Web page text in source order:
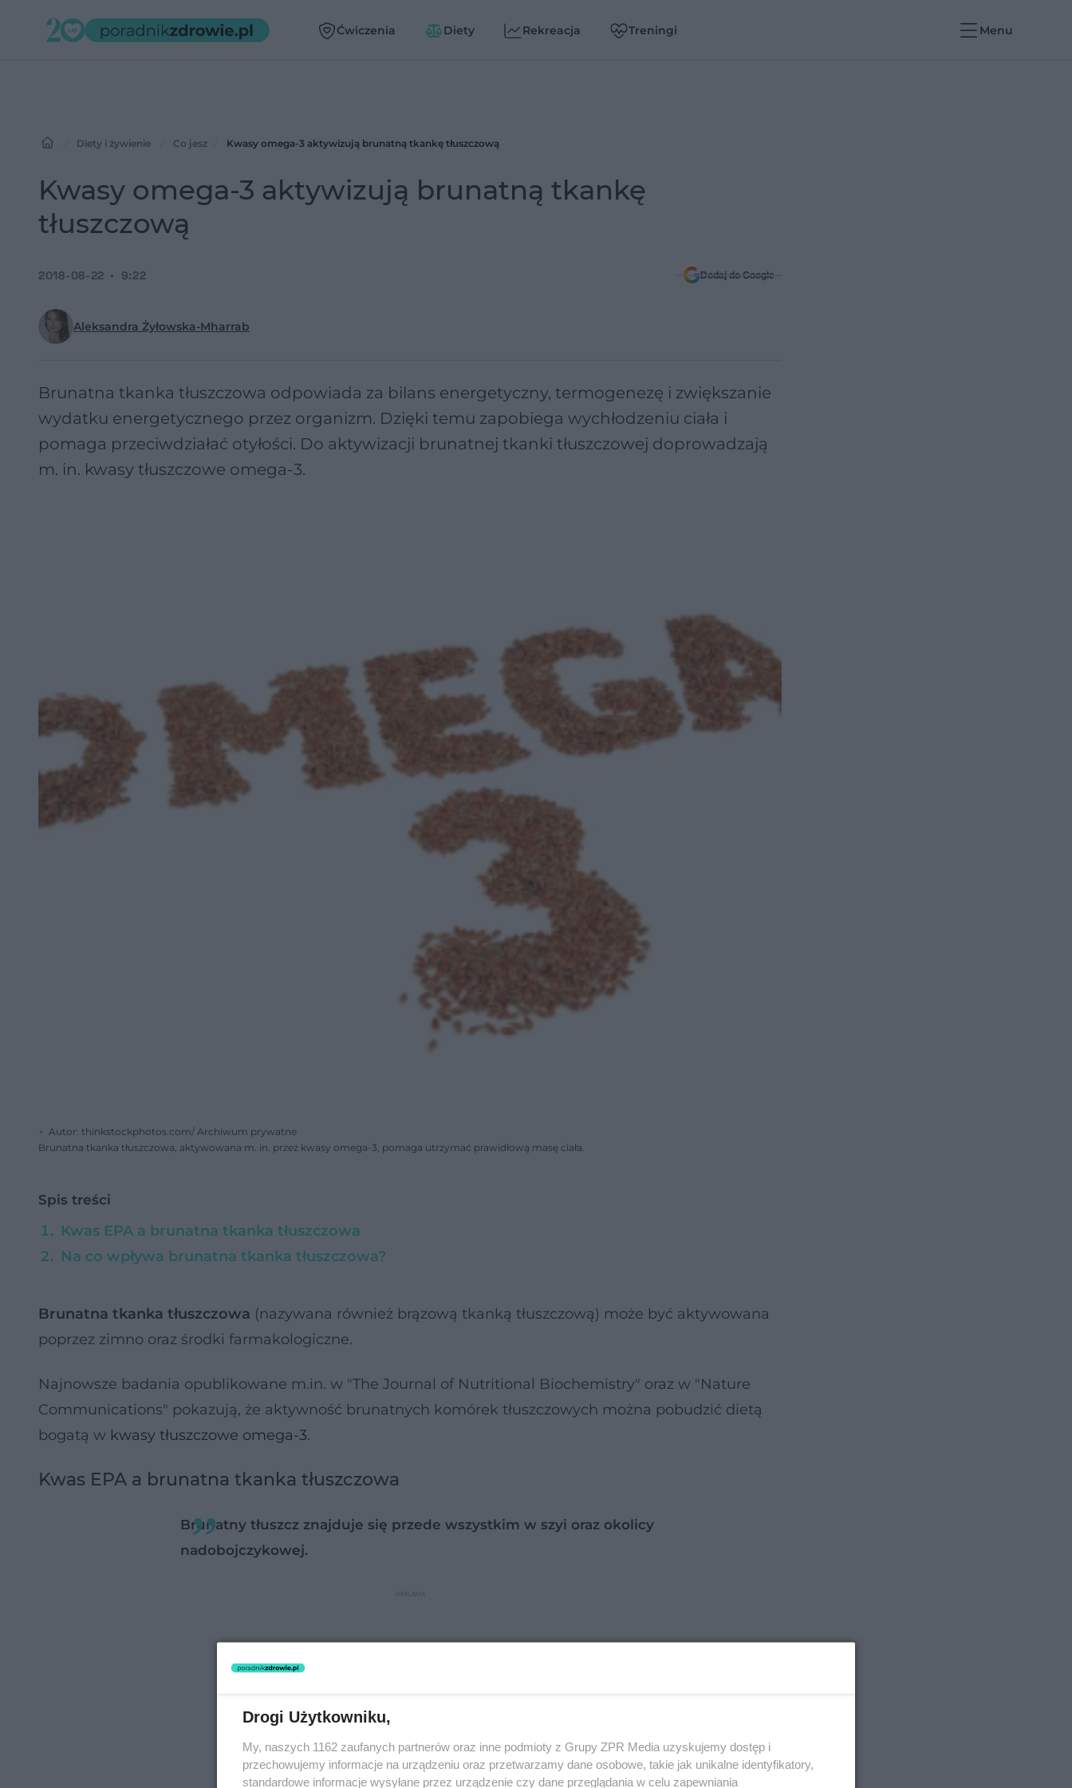
Ćwiczenia Diety Rekreacja Treningi Menu
Diety i żywienie Co jesz Kwasy omega-3 aktywizują brunatną tkankę tłuszczową
Kwasy omega-3 aktywizują brunatną tkankę
tłuszczową
Aleksandra Żyłowska-Mharrab
2018-08-22 9:22 Dodaj do Google
Brunatna tkanka tłuszczowa odpowiada za bilans energetyczny, termogenezę i zwiększanie
wydatku energetycznego przez organizm. Dzięki temu zapobiega wychłodzeniu ciała i
pomaga przeciwdziałać otyłości. Do aktywizacji brunatnej tkanki tłuszczowej doprowadzają
m. in. kwasy tłuszczowe omega-3.
Autor: thinkstockphotos.com/ Archiwum prywatne
Brunatna tkanka tłuszczowa, aktywowana m. in. przez kwasy omega-3, pomaga utrzymać prawidłową masę ciała.
Spis treści
Kwas EPA a brunatna tkanka tłuszczowa
Na co wpływa brunatna tkanka tłuszczowa?
Brunatna tkanka tłuszczowa (nazywana również brązową tkanką tłuszczową) może być aktywowana
poprzez zimno oraz środki farmakologiczne.
Najnowsze badania opublikowane m.in. w "The Journal of Nutritional Biochemistry" oraz w "Nature
Communications" pokazują, że aktywność brunatnych komórek tłuszczowych można pobudzić dietą
bogatą w kwasy tłuszczowe omega-3.
Kwas EPA a brunatna tkanka tłuszczowa
Brunatny tłuszcz znajduje się przede wszystkim w szyi oraz okolicy
nadobojczykowej.
Drogi Użytkowniku,
My, naszych 1162 zaufanych partnerów oraz inne podmioty z Grupy ZPR Media uzyskujemy dostęp i
przechowujemy informacje na urządzeniu oraz przetwarzamy dane osobowe, takie jak unikalne identyfikatory,
standardowe informacje wysyłane przez urządzenie czy dane przeglądania w celu zapewniania